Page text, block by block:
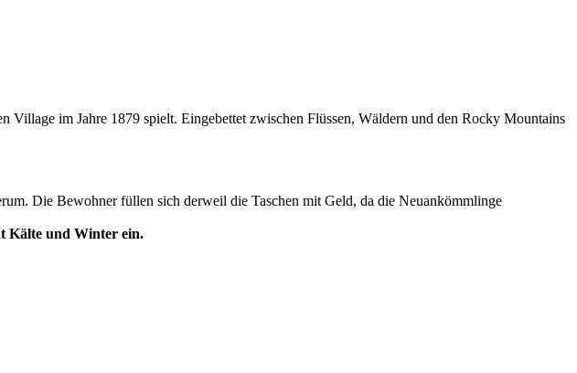
im Jahre 1879 spielt. Eingebettet zwischen Flüssen, Wäldern und den Rocky Mountains
Die Bewohner füllen sich derweil die Taschen mit Geld, da die Neuankömmlinge
Kälte und Winter ein.